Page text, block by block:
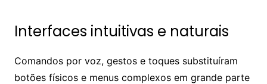
Interfaces intuitivas e naturais
Comandos por voz, gestos e toques substituíram
botões físicos e menus complexos em grande parte